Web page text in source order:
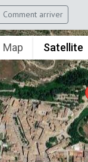
Comment arriver
Map Satellite